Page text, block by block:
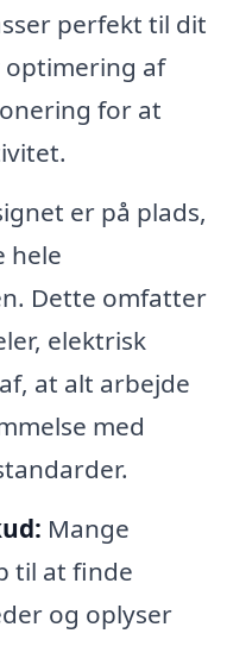
perfekt til dit
af
for at
er på plads,
hele
Dette omfatter
elektrisk
at alt arbejde
med
Mange
til at finde
og oplyser